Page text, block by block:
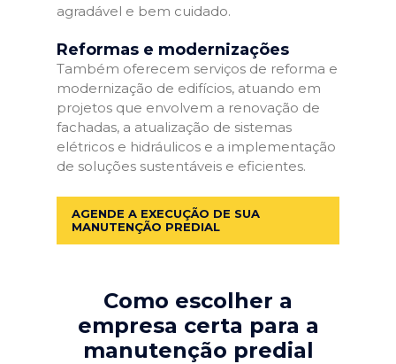
agradável e bem cuidado.
Reformas e modernizações
Também oferecem serviços de reforma e
modernização de edifícios, atuando em
projetos que envolvem a renovação de
fachadas, a atualização de sistemas
elétricos e hidráulicos e a implementação
de soluções sustentáveis e eficientes.
AGENDE A EXECUÇÃO DE SUA
MANUTENÇÃO PREDIAL
Como escolher a
empresa certa para a
manutenção predial